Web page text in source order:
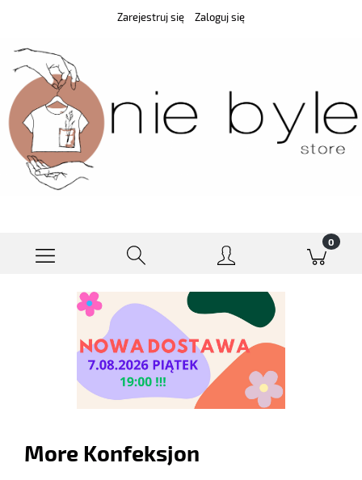
Zarejestruj się Zaloguj się
More Konfeksjon